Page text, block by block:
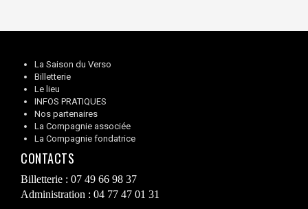
La Saison du Verso
Billetterie
Le lieu
INFOS PRATIQUES
Nos partenaires
La Compagnie associée
La Compagnie fondatrice
CONTACTS
Billetterie : 07 49 66 98 37
Administration : 04 77 47 01 31